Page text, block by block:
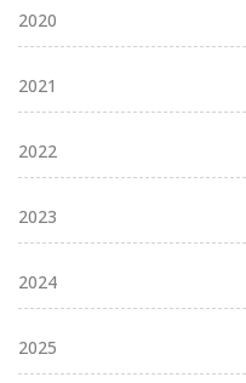
2020
2021
2022
2023
2024
2025